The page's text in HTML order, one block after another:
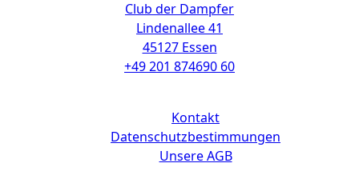
Club der Dampfer
Lindenallee 41
45127 Essen
+49 201 874690 60
Kontakt
Datenschutzbestimmungen
Unsere AGB